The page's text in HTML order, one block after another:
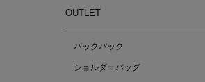
OUTLET
バックパック
ショルダーバッグ